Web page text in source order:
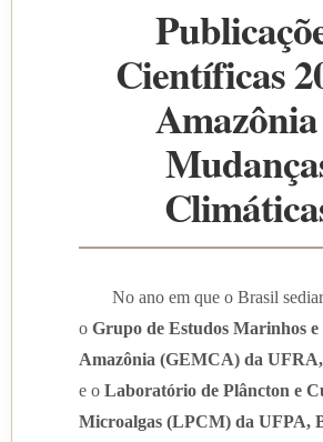
Científicas
No ano em que o Brasil
o Grupo de Estudos Marinhos e
Amazônia (GEMCA) da
e o Laboratório de Plâncton e
Microalgas (LPCM) da UFPA,